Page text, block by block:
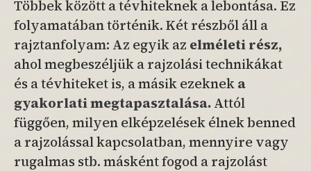
Többek között a tévhiteknek a lebontása. Ez
folyamatában történik. Két részből áll a
rajztanfolyam: Az egyik az elméleti rész,
ahol megbeszéljük a rajzolási technikákat
és a tévhiteket is, a másik ezekneka
gyakorlatimegtapasztalása.Attól
függően, milyen elképzelések élnek benned
a rajzolással kapcsolatban, mennyire vagy
rugalmas stb. másként fogod a rajzolást